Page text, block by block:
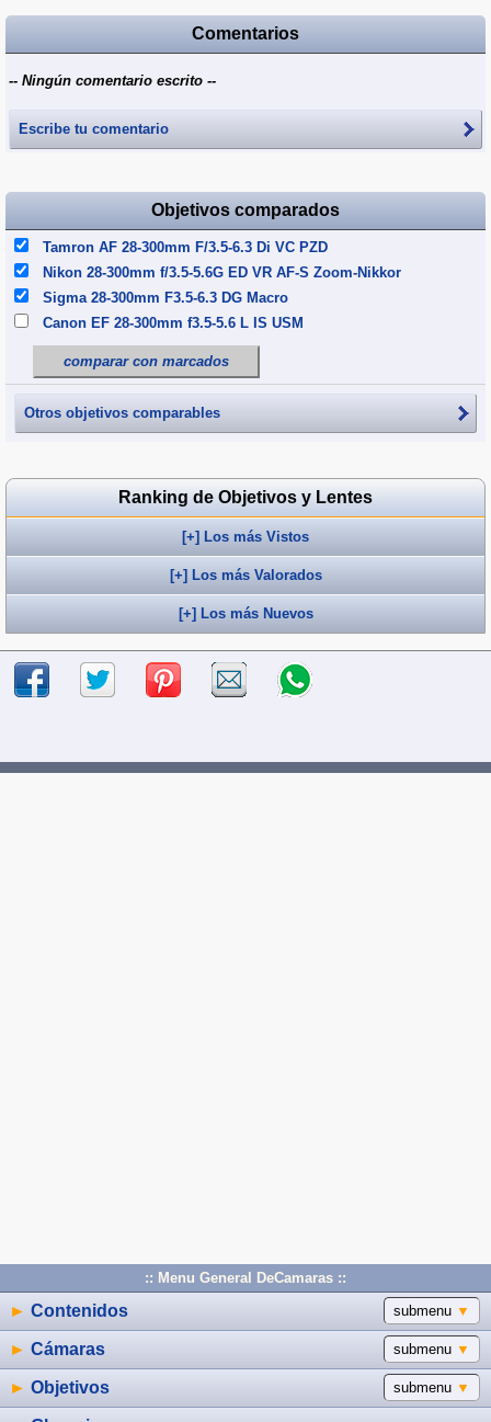
Comentarios
-- Ningún comentario escrito --
Escribe tu comentario
Objetivos comparados
Tamron AF 28-300mm F/3.5-6.3 Di VC PZD
Nikon 28-300mm f/3.5-5.6G ED VR AF-S Zoom-Nikkor
Sigma 28-300mm F3.5-6.3 DG Macro
Canon EF 28-300mm f3.5-5.6 L IS USM
comparar con marcados
Otros objetivos comparables
Ranking de Objetivos y Lentes
[+] Los más Vistos
[+] Los más Valorados
[+] Los más Nuevos
:: Menu General DeCamaras ::
submenu ▼
► Contenidos
submenu ▼
► Cámaras
submenu ▼
► Objetivos